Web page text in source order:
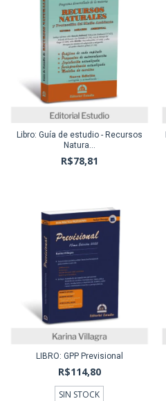
Libro: Guía de estudio - Recursos
Natura...
R$78,81
LIBRO: GPP Previsional
R$114,80
SIN STOCK